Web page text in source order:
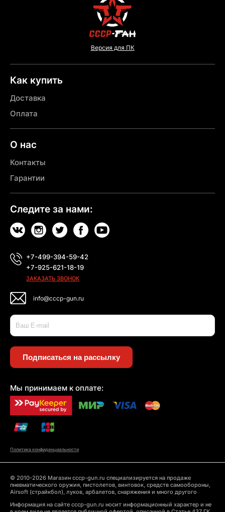
Версия для ПК
Как купить
Доставка
Оплата
О нас
Контакты
Гарантии
Следите за нами:
+7-499-394-59-42
+7-925-621-18-19
ЗАКАЗАТЬ ЗВОНОК
info@cccp-gun.ru
Подписаться на рассылку
Мы принимаем к оплате:
Политика конфиденциальности
© 2010-2026 Магазин cccp-gun.ru специализируется на продаже
пневматического оружия, пистолетов, винтовок, средств самообороны,
Airsoft (страйкбол), луков, арбалетов, снаряжения и много другого
Информация на сайте cccp-gun.ru носит информационный характер и не